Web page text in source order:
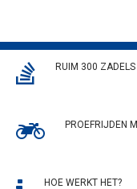
RUIM 300
PROEFRIJDEN
HOE WERKT HET?